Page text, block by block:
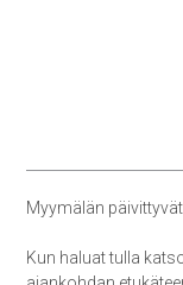
Myymälän
Kun haluat tulla